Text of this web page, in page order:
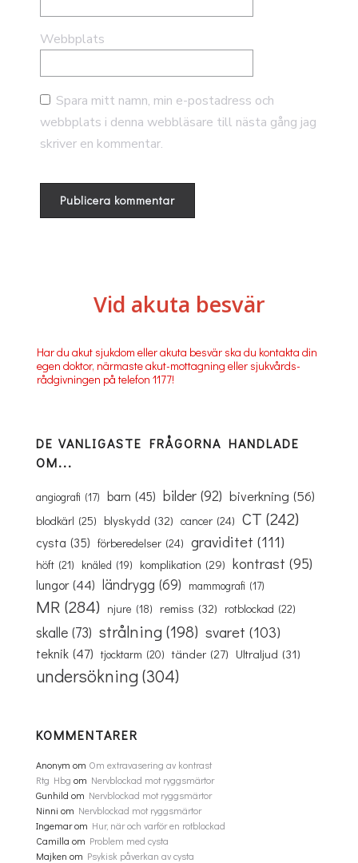
Webbplats
Spara mitt namn, min e-postadress och
webbplats i denna webbläsare till nästa gång jag
skriver en kommentar.
Vid akuta besvär
Har du akut sjukdom eller akuta besvär ska du kontakta din
egen doktor, närmaste akut-mottagning eller sjukvårds-
rådgivningen på telefon 1177!
DE VANLIGASTE FRÅGORNA HANDLADE
OM...
angiografi (17) barn (45) bilder (92) biverkning (56)
blodkärl (25) blyskydd (32) cancer (24) CT (242)
cysta (35) förberedelser (24) graviditet (111)
höft (21) knäled (19) komplikation (29) kontrast (95)
lungor (44) ländrygg (69) mammografi (17)
MR (284) njure (18) remiss (32) rotblockad (22)
skalle (73) strålning (198) svaret (103)
teknik (47) tjocktarm (20) tänder (27) Ultraljud (31)
undersökning(304)
KOMMENTARER
Anonym om Om extravasering av kontrast
Rtg Hbg om Nervblockad mot ryggsmärtor
Gunhild om Nervblockad mot ryggsmärtor
Ninni om Nervblockad mot ryggsmärtor
Ingemarom Hur, när och varför en rotblockad
Camilla om Problem med cysta
Majken om Psykisk påverkan av cysta